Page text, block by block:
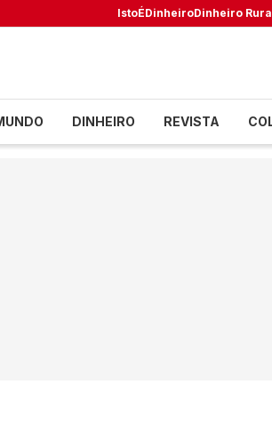
IstoÉDinheiroDinheiro
DINHEIRO REVISTA